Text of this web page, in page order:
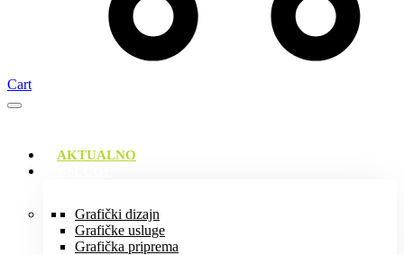
Cart
AKTUALNO
Grafički dizajn
Grafičke usluge
Grafička priprema